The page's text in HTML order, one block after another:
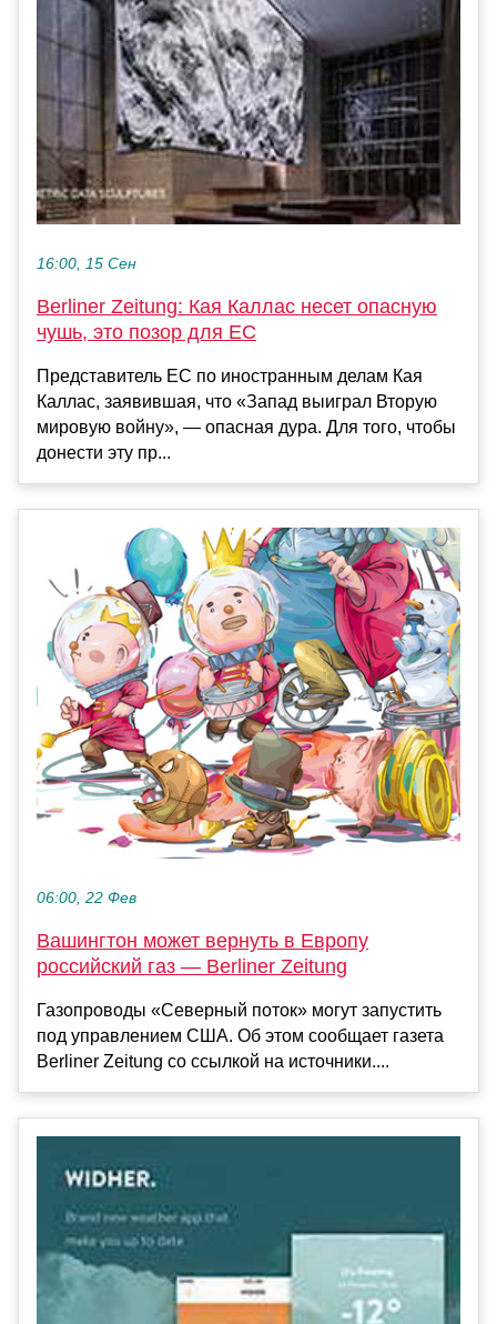
16:00, 15 Сен
Berliner Zeitung: Кая Каллас несет опасную
чушь, это позор для ЕС
Представитель ЕС по иностранным делам Кая
Каллас, заявившая, что «Запад выиграл Вторую
мировую войну», — опасная дура. Для того, чтобы
донести эту пр...
06:00, 22 Фев
Вашингтон может вернуть в Европу
российский газ — Berliner Zeitung
Газопроводы «Северный поток» могут запустить
под управлением США. Об этом сообщает газета
Berliner Zeitung со ссылкой на источники....